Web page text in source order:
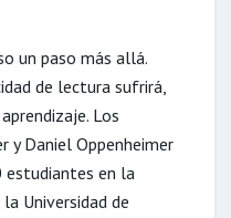
un paso más allá.
de lectura sufrirá,
Los
y Daniel Oppenheimer
estudiantes en la
Universidad de